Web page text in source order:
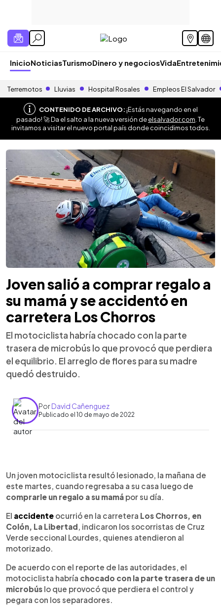
InicioNoticiasTurismoDinero y negociosVida
Terremotos Lluvias Hospital Rosales Empleos El Salvador
CONTENIDO DE ARCHIVO:¡Estás navegando en el
pasado! 🚀 Da el salto a la nueva versión deelsalvador.com . Te
invitamos a visitar el nuevo portal país donde coincidimos todos.
Joven salió a comprar regalo a
su mamá y se accidentó en
carretera Los Chorros
El motociclista habría chocado con la parte
trasera de microbús lo que provocó que perdiera
el equilibrio. El arreglo de flores para su madre
quedó destruido.
PorDavid Cañenguez
Publicado el 10 de mayo de 2022
Escuchar artículo
Un joven motociclista resultó lesionado, la mañana de
este martes, cuando regresaba a su casa luego de
comprarle un regalo a su mamá por su día.
El accidente ocurrió en la carretera Los Chorros, en
Colón, La Libertad , indicaron los socorristas de Cruz
Verde seccional Lourdes, quienes atendieron al
motorizado.
De acuerdo con el reporte de las autoridades, el
motociclista habría chocado con la parte trasera de un
microbús lo que provocó que perdiera el control y
pegara con los separadores.